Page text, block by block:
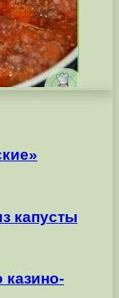
капусты
казино-